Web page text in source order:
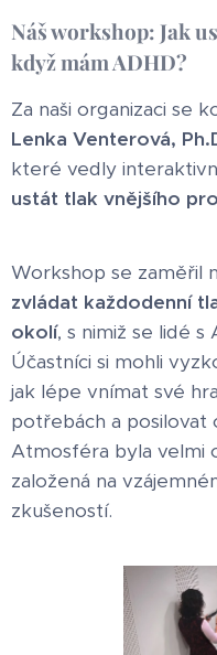
Náš workshop: Jak
když mám ADHD?
Za naši organizaci se
Lenka Venterová,
které vedly
ustát tlak vnějšího
Workshop se zaměřil
zvládat každodenní
okolí, s nimiž se lidé s
Účastníci si mohli
jak lépe vnímat své
potřebách a posilovat
Atmosféra byla velmi
založená na
zkušeností.